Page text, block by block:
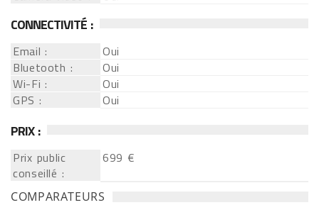
CONNECTIVITÉ :
Email :
Oui
Bluetooth :
Oui
Wi-Fi :
Oui
GPS :
Oui
PRIX :
Prix public
conseillé :
699 €
COMPARATEURS